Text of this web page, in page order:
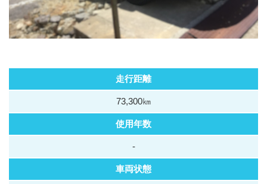
走行距離
73,300㎞
使用年数
-
車両状態